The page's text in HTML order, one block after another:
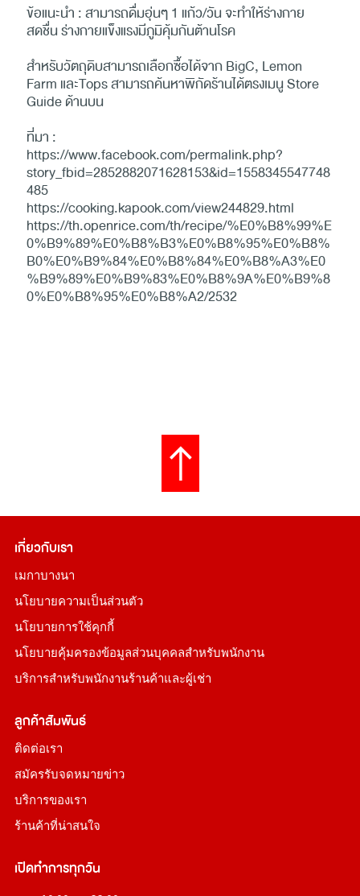
ข้อแนะนำ : สามารถดื่มอุ่นๆ 1 แก้ว/วัน จะทำให้ร่างกาย
สดชื่น ร่างกายแข็งแรงมีภูมิคุ้มกันต้านโรค
สำหรับวัตถุดิบสามารถเลือกซื้อได้จาก BigC, Lemon
Farm และTops สามารถค้นหาพิกัดร้านได้ตรงเมนู Store
Guide ด้านบน
ที่มา :
https://www.facebook.com/permalink.php?
story_fbid=2852882071628153&id=1558345547748
485
https://cooking.kapook.com/view244829.html
https://th.openrice.com/th/recipe/%E0%B8%99%E
0%B9%89%E0%B8%B3%E0%B8%95%E0%B8%
B0%E0%B9%84%E0%B8%84%E0%B8%A3%E0
%B9%89%E0%B9%83%E0%B8%9A%E0%B9%8
0%E0%B8%95%E0%B8%A2/2532
เกี่ยวกับเรา
เมกาบางนา
นโยบายความเป็นส่วนตัว
นโยบายการใช้คุกกี้
นโยบายคุ้มครองข้อมูลส่วนบุคคลสำหรับพนักงาน
บริการสำหรับพนักงานร้านค้าและผู้เช่า
ลูกค้าสัมพันธ์
ติดต่อเรา
สมัครรับจดหมายข่าว
บริการของเรา
ร้านค้าที่น่าสนใจ
เปิดทำการทุกวัน